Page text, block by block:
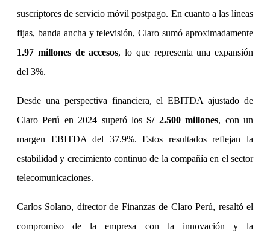
suscriptores de servicio móvil postpago. En cuanto a las líneas
fijas, banda ancha y televisión, Claro sumó aproximadamente
1.97 millones de accesos, lo que representa una expansión
del 3%.
Desde una perspectiva financiera, el EBITDA ajustado de
Claro Perú en 2024 superó losS/ 2.500 millones, con un
margen EBITDA del 37.9%. Estos resultados reflejan la
estabilidad y crecimiento continuo de la compañía en el sector
telecomunicaciones.
Carlos Solano, director de Finanzas de Claro Perú, resaltó el
compromiso de la empresa con la innovación y la